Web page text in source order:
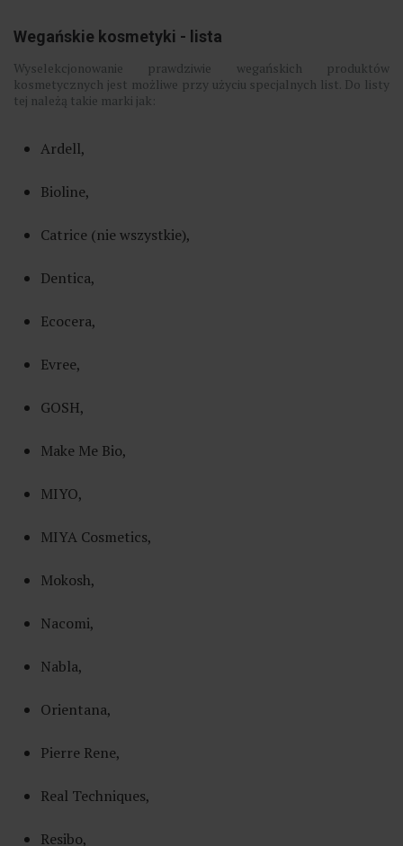
Wegańskie kosmetyki - lista
Wyselekcjonowanie prawdziwie wegańskich produktów
kosmetycznych jest możliwe przy użyciu specjalnych list. Do listy
tej należą takie marki jak:
Ardell,
Bioline,
Catrice (nie wszystkie),
Dentica,
Ecocera,
Evree,
GOSH,
Make Me Bio,
MIYO,
MIYA Cosmetics,
Mokosh,
Nacomi,
Nabla,
Orientana,
Pierre Rene,
Real Techniques,
Resibo,